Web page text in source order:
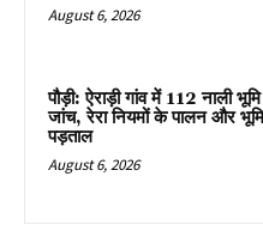
August 6, 2026
पौड़ी: ऐराड़ी गांव में 112 नाली
जांच, रेरा नियमों के पालन और भूमि
पड़ताल
August 6, 2026